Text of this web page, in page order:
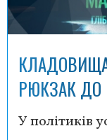
РЮКЗАК ДО
У політиків